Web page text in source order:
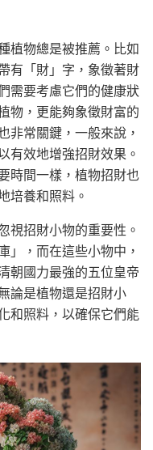
植物總是被推薦。比如
有「財」字，象徵著財
需要考慮它們的健康狀
物，更能夠象徵財富的
非常關鍵，一般來說，
有效地增強招財效果。
時間一樣，植物招財也
培養和照料。
視招財小物的重要性。
」，而在這些小物中，
朝國力最強的五位皇帝
論是植物還是招財小
和照料，以確保它們能